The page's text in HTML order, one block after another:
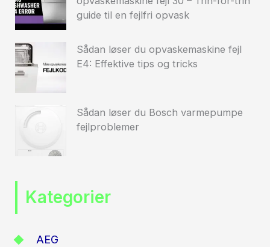
guide til en fejlfri opvask
Sådan løser du opvaskemaskine fejl
E4: Effektive tips og tricks
Sådan løser du Bosch varmepumpe
fejlproblemer
Kategorier
AEG